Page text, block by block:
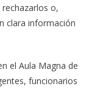
o,
clara información
el Aula Magna de
funcionarios